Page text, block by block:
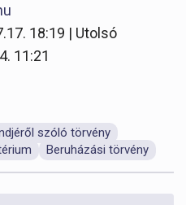
18:19 | Utolsó
11:21
szóló törvény
Beruházási törvény